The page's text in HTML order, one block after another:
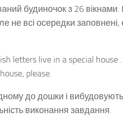
будиночок з 26
не всі осередки
letters live in a special house
please.
до дошки і
виконання завдання.